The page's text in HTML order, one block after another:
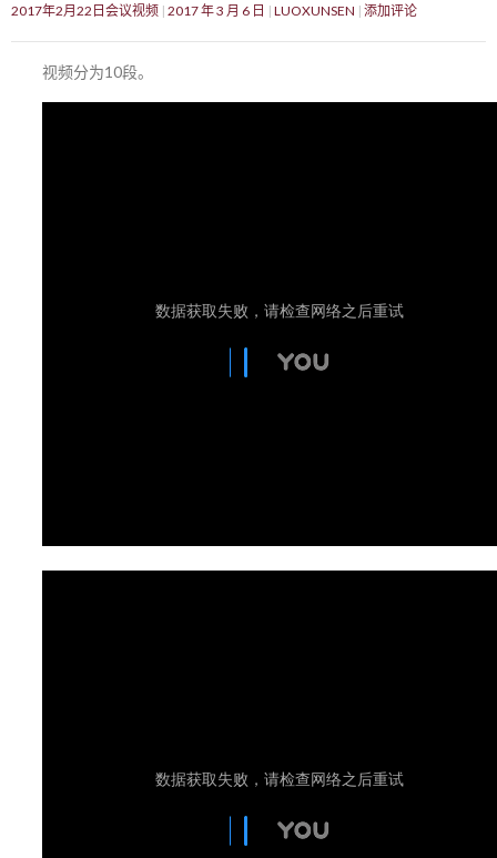
2017年2月22日会议视频 2017 年 3 月 6 日 LUOXUNSEN 添加评论
视频分为10段。